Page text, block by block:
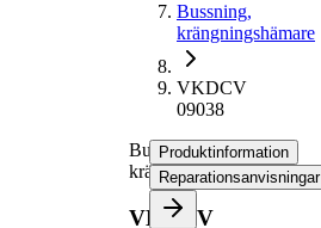
Bussning,
krängningshämare
VKDCV
09038
Bussning,
krängningshämare
VKDCV
Produktinformation
Reparationsanvisningar